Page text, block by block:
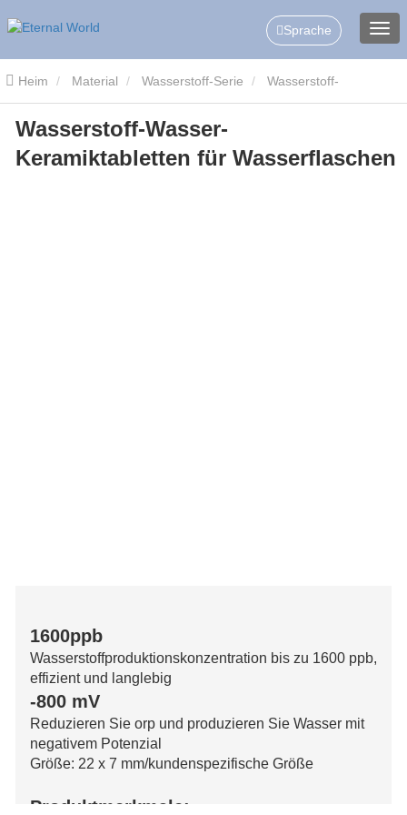
Sprache
Heim Material Wasserstoff-Serie Wasserstoff-
Keramikscheiben/-Tabletten Wasserstoff-Wasser-
Keramiktabletten für Wasserflaschen
Wasserstoff-Wasser-
Keramiktabletten für Wasserflaschen
1600ppb
Wasserstoffproduktionskonzentration bis zu 1600 ppb,
effizient und langlebig
-800 mV
Reduzieren Sie orp und produzieren Sie Wasser mit
negativem Potenzial
Größe: 22 x 7 mm/kundenspezifische Größe
Produktmerkmale: